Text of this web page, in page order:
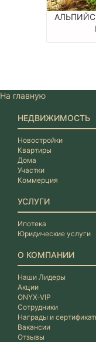
На главную
НЕДВИЖИМОСТЬ
Новостройки
Квартиры
Дома
Участки
Коммерция
УСЛУГИ
Ипотека
Юридические услуги
О КОМПАНИИ
Наши Лидеры
Акции
ONYX-VIP
Сотрудники
Награды и
Вакансии
Отзывы